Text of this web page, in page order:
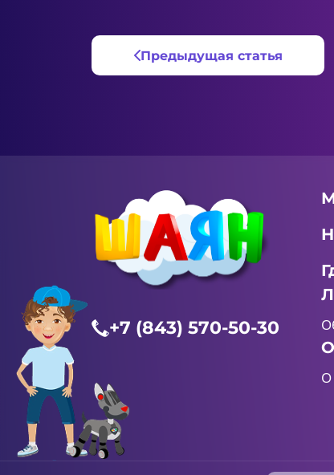
Предыдущая статья
+7 (843) 570-50-30
О